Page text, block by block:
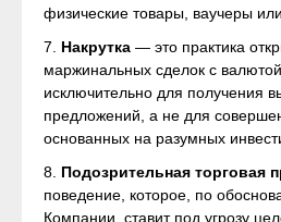
физические товары, ваучеры
7. Накрутка — это практика
маржинальных сделок с
исключительно для получения
предложений, а не для
основанных на разумных
8. Подозрительная торговая
поведение, которое, по
Компании, ставит под угрозу